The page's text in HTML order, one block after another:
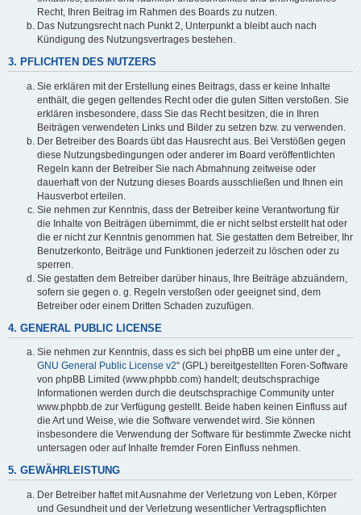
Recht, Ihren Beitrag im Rahmen des Boards zu nutzen.
Das Nutzungsrecht nach Punkt 2, Unterpunkt a bleibt auch nach
Kündigung des Nutzungsvertrages bestehen.
3. PFLICHTEN DES NUTZERS
Sie erklären mit der Erstellung eines Beitrags, dass er keine Inhalte
enthält, die gegen geltendes Recht oder die guten Sitten verstoßen. Sie
erklären insbesondere, dass Sie das Recht besitzen, die in Ihren
Beiträgen verwendeten Links und Bilder zu setzen bzw. zu verwenden.
Der Betreiber des Boards übt das Hausrecht aus. Bei Verstößen gegen
diese Nutzungsbedingungen oder anderer im Board veröffentlichten
Regeln kann der Betreiber Sie nach Abmahnung zeitweise oder
dauerhaft von der Nutzung dieses Boards ausschließen und Ihnen ein
Hausverbot erteilen.
Sie nehmen zur Kenntnis, dass der Betreiber keine Verantwortung für
die Inhalte von Beiträgen übernimmt, die er nicht selbst erstellt hat oder
die er nicht zur Kenntnis genommen hat. Sie gestatten dem Betreiber, Ihr
Benutzerkonto, Beiträge und Funktionen jederzeit zu löschen oder zu
sperren.
Sie gestatten dem Betreiber darüber hinaus, Ihre Beiträge abzuändern,
sofern sie gegen o. g. Regeln verstoßen oder geeignet sind, dem
Betreiber oder einem Dritten Schaden zuzufügen.
4. GENERAL PUBLIC LICENSE
Sie nehmen zur Kenntnis, dass es sich bei phpBB um eine unter der „
GNU General Public License v2“ (GPL) bereitgestellten Foren-Software
von phpBB Limited (www.phpbb.com) handelt; deutschsprachige
Informationen werden durch die deutschsprachige Community unter
www.phpbb.de zur Verfügung gestellt. Beide haben keinen Einfluss auf
die Art und Weise, wie die Software verwendet wird. Sie können
insbesondere die Verwendung der Software für bestimmte Zwecke nicht
untersagen oder auf Inhalte fremder Foren Einfluss nehmen.
5. GEWÄHRLEISTUNG
Der Betreiber haftet mit Ausnahme der Verletzung von Leben, Körper
und Gesundheit und der Verletzung wesentlicher Vertragspflichten